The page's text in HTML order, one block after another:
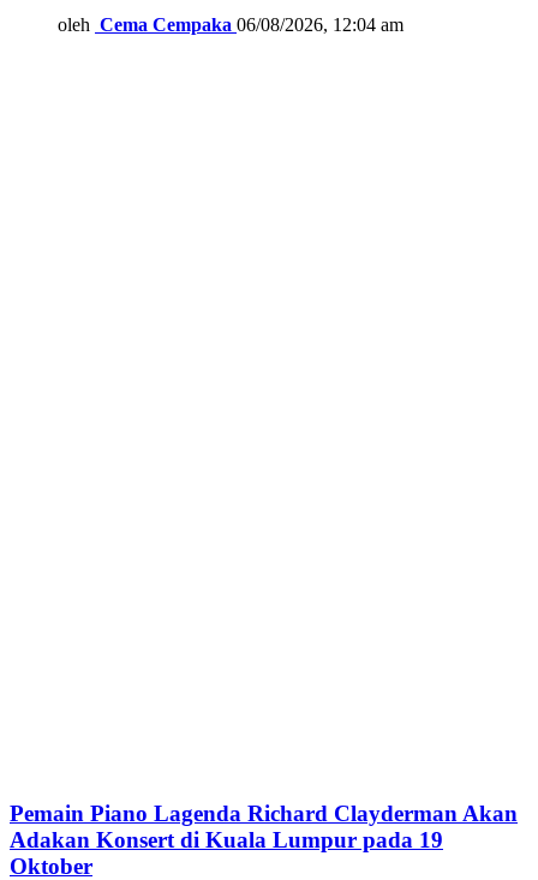
oleh Cema Cempaka 06/08/2026, 12:04 am
Pemain Piano Lagenda Richard Clayderman Akan
Adakan Konsert di Kuala Lumpur pada 19
Oktober